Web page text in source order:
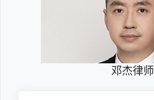
邓杰律师